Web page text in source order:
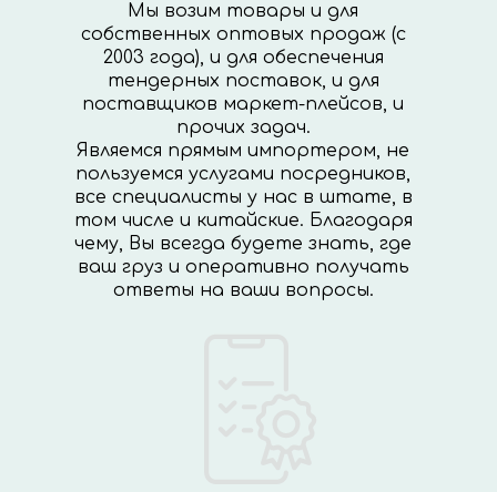
Мы возим товары и для
собственных оптовых продаж (с
2003 года), и для обеспечения
тендерных поставок, и для
поставщиков маркет-плейсов, и
прочих задач.
Являемся прямым импортером, не
пользуемся услугами посредников,
все специалисты у нас в штате, в
том числе и китайские. Благодаря
чему, Вы всегда будете знать, где
ваш груз и оперативно получать
ответы на ваши вопросы.